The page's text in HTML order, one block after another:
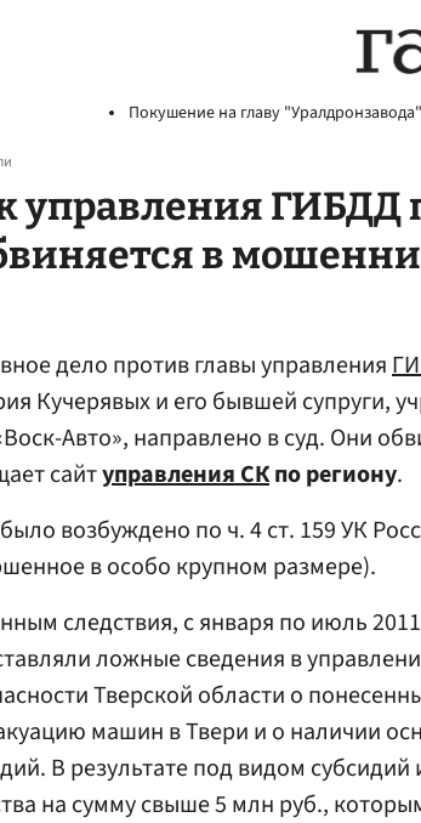
Покушение на главу "Уралдронзавода"
управления ГИБДД
в
дело против главы управления
Кучерявых и его бывшей супруги,
Авто», направлено в суд. Они
сайтуправления СКпо региону.
возбуждено по ч. 4 ст. 159 УК
в особо крупном размере).
следствия, с января по июль
ложные сведения в
Тверской области о
машин в Твери и о наличии
В результате под видом
на сумму свыше 5 млн руб.,